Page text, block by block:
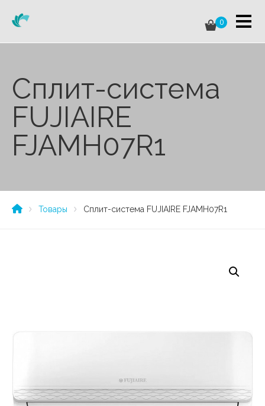
0
Сплит-система
FUJIAIRE
FJAMH07R1
Товары Сплит-система FUJIAIRE FJAMH07R1